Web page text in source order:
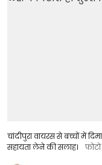
चांदीपुरा वायरस से बच्चों में
सहायता लेने की सलाह।